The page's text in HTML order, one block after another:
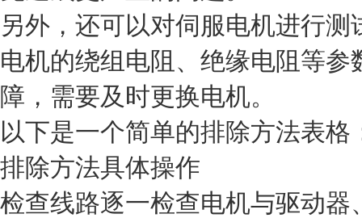
另外，还可以对伺服电机进行
电机的绕组电阻、绝缘电阻等
障，需要及时更换电机。
以下是一个简单的排除方法表格
排除方法具体操作
检查线路逐一检查电机与驱动